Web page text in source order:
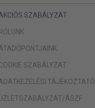
SZABÁLYZAT
RÓLUNK
SZABÁLYZAT
TÁJÉKOZTATÓ
ÜZLETSZABÁLYZAT/ÁSZF